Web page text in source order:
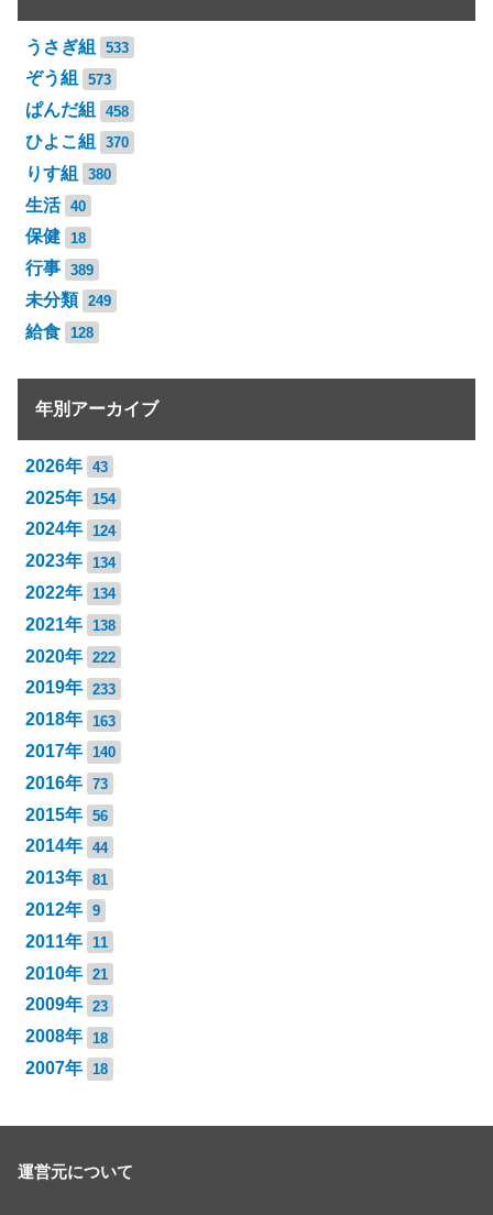
うさぎ組 533
ぞう組 573
ぱんだ組 458
ひよこ組 370
りす組 380
生活 40
保健 18
行事 389
未分類 249
給食 128
年別アーカイブ
2026年 43
2025年 154
2024年 124
2023年 134
2022年 134
2021年 138
2020年 222
2019年 233
2018年 163
2017年 140
2016年 73
2015年 56
2014年 44
2013年 81
2012年 9
2011年 11
2010年 21
2009年 23
2008年 18
2007年 18
運営元について